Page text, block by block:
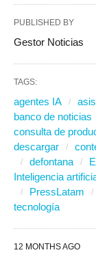
PUBLISHED BY
Gestor Noticias
TAGS:
agentes IA
banco de noticias
consulta de
descargar
defontana
Inteligencia
PressLatam
tecnología
12 MONTHS AGO